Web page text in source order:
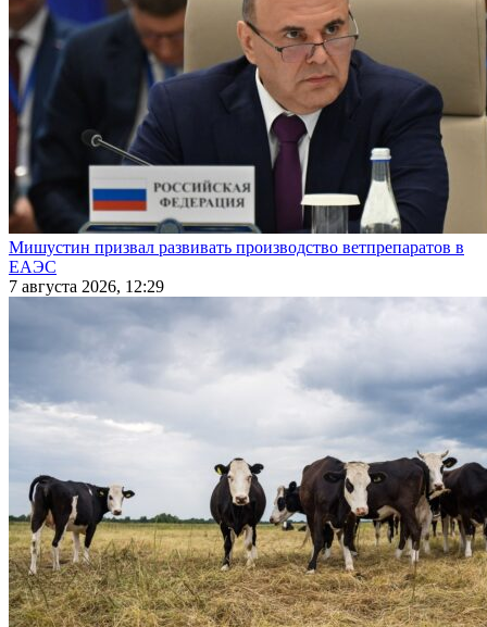
Мишустин призвал развивать производство ветпрепаратов в
ЕАЭС
7 августа 2026, 12:29